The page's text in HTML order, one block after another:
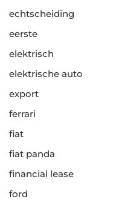
echtscheiding
eerste
elektrisch
elektrische auto
export
ferrari
fiat
fiat panda
financial lease
ford